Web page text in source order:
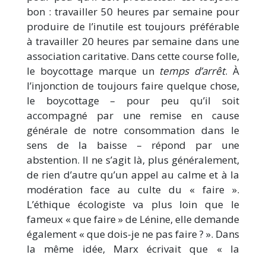
bon : travailler 50 heures par semaine pour
produire de l’inutile est toujours préférable
à travailler 20 heures par semaine dans une
association caritative. Dans cette course folle,
le boycottage marque un temps d’arrêt. À
l’injonction de toujours faire quelque chose,
le boycottage – pour peu qu’il soit
accompagné par une remise en cause
générale de notre consommation dans le
sens de la baisse – répond par une
abstention. Il ne s’agit là, plus généralement,
de rien d’autre qu’un appel au calme et à la
modération face au culte du « faire ».
L’éthique écologiste va plus loin que le
fameux « que faire » de Lénine, elle demande
également « que dois-je ne pas faire ? ». Dans
la même idée, Marx écrivait que « la